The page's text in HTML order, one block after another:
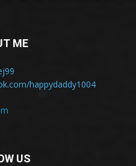
ME
happydaddy1004
US